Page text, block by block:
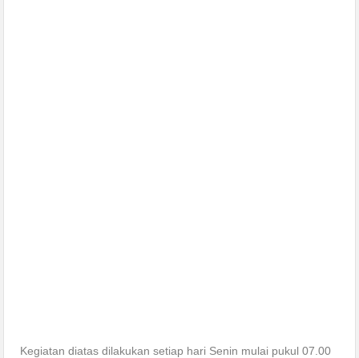
Kegiatan diatas dilakukan setiap hari Senin mulai pukul 07.00